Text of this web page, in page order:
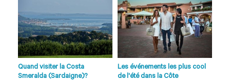
Quand visiter la Costa
Smeralda (Sardaigne)?
Les événements les plus cool
de l'été dans la Côte